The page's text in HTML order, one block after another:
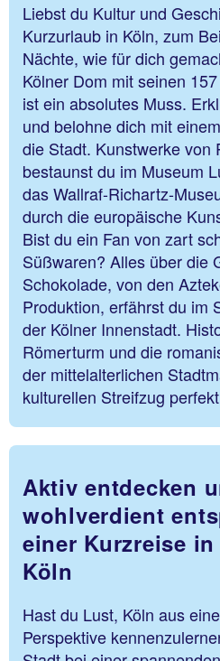
Liebst du Kultur und
Kurzurlaub in Köln, zum
Nächte, wie für dich
Kölner Dom mit seinen
ist ein absolutes Muss.
und belohne dich mit
die Stadt. Kunstwerke von
bestaunst du im Museum
das Wallraf-Richartz-
durch die europäische
Bist du ein Fan von zart
Süßwaren? Alles über die
Schokolade, von den
Produktion, erfährst du im
der Kölner Innenstadt.
Römerturm und die
der mittelalterlichen
kulturellen Streifzug
Aktiv entdecken
wohlverdient
einer Kurzreise
Köln
Hast du Lust, Köln aus
Perspektive